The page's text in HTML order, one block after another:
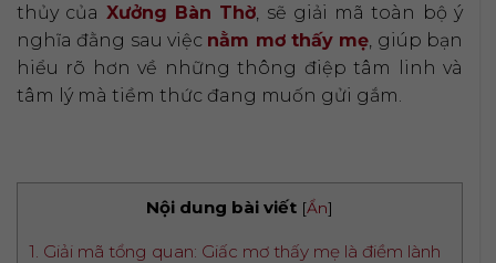
thủy của Xưởng Bàn Thờ , sẽ giải mã toàn bộ ý
nghĩa đằng sau việc nằm mơ thấy mẹ , giúp bạn
hiểu rõ hơn về những thông điệp tâm linh và
tâm lý mà tiềm thức đang muốn gửi gắm.
Nội dung bài viết [Ẩn]
1. Giải mã tổng quan: Giấc mơ thấy mẹ là điềm lành